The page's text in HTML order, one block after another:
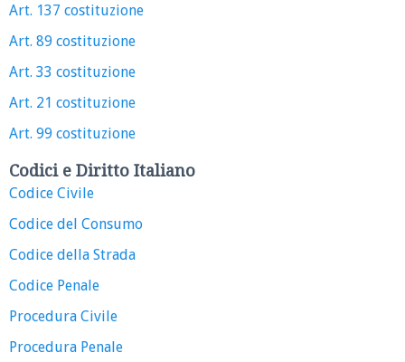
Art. 137 costituzione
Art. 89 costituzione
Art. 33 costituzione
Art. 21 costituzione
Art. 99 costituzione
Codici e Diritto Italiano
Codice Civile
Codice del Consumo
Codice della Strada
Codice Penale
Procedura Civile
Procedura Penale